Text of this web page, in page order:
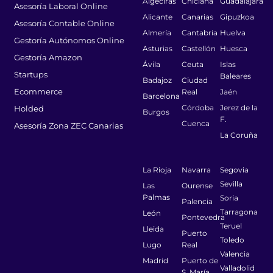
Asesoría Laboral Online
Asesoría Contable Online
Gestoría Autónomos Online
Gestoría Amazon
Startups
Ecommerce
Holded
Asesoría Zona ZEC Canarias
Alicante
Almería
Asturias
Ávila
Badajoz
Barcelona
Burgos
Canarias
Cantabria
Castellón
Ceuta
Ciudad
Real
Córdoba
Cuenca
Gipuzkoa
Huelva
Huesca
Islas
Baleares
Jaén
Jerez de la
F.
La Coruña
La Rioja
Las
Palmas
León
Lleida
Lugo
Madrid
Navarra
Ourense
Palencia
Pontevedra
Puerto
Real
Puerto de
Segovia
Sevilla
Soria
Tarragona
Teruel
Toledo
Valencia
Valladolid